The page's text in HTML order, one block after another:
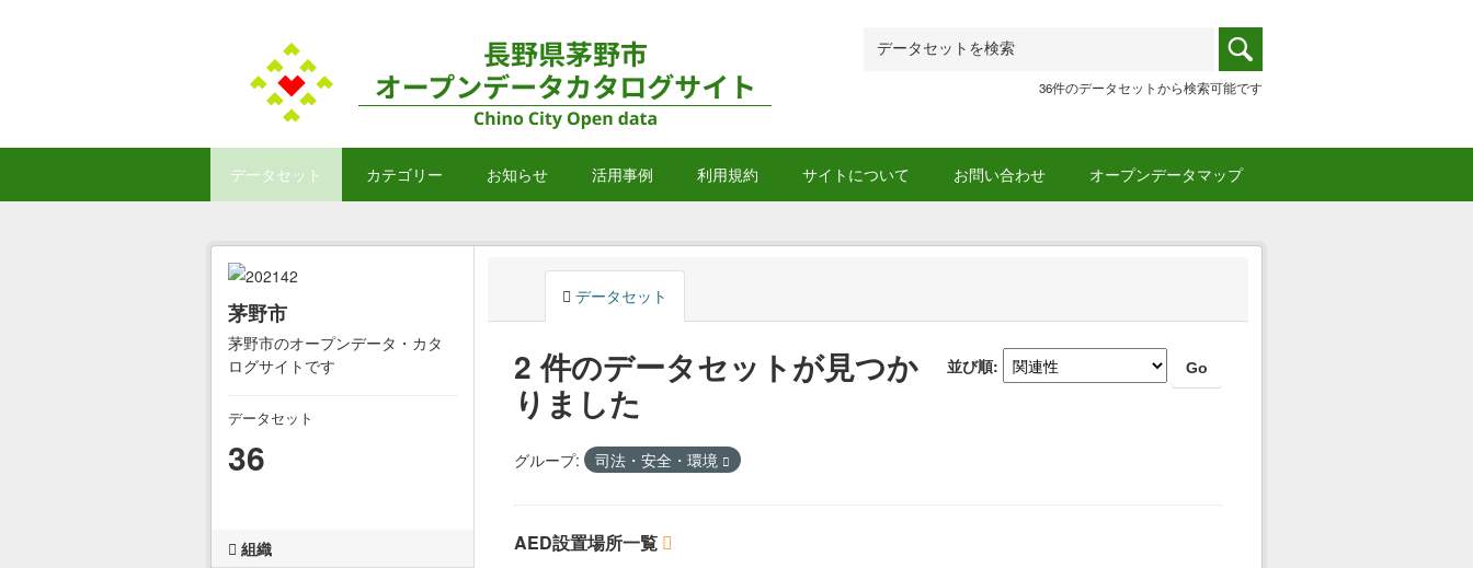
36件のデータセットから検索可能です
データセット カテゴリー お知らせ 活用事例 利用規約 サイトについて お問い合わせ オープンデータマップ
茅野市
茅野市のオープンデータ・カタ
ログサイトです
データセット
36
組織
データセット
並び順 Go
2 件のデータセットが見つか
りました
グループ: 司法・安全・環境
AED設置場所一覧